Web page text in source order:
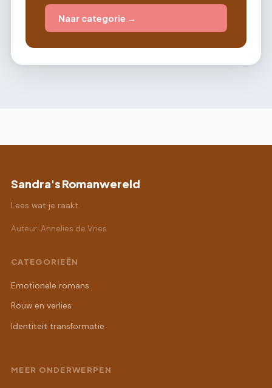
Naar categorie →
Sandra's Romanwereld
Lees wat je raakt.
Auteur: Annelies de Vries
CATEGORIEËN
Emotionele romans
Rouw en verlies
Identiteit transformatie
MEER ONDERWERPEN